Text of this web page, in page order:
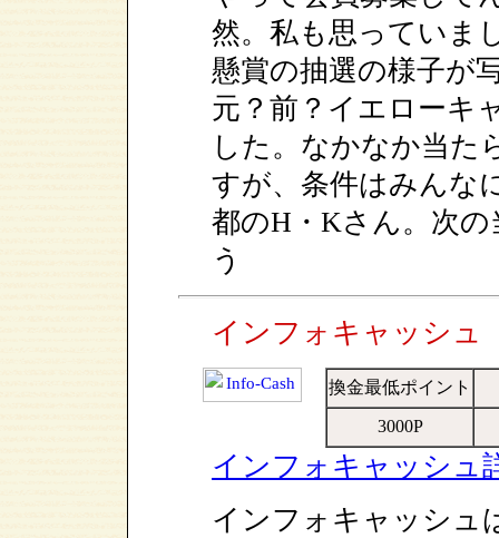
然。私も思っていま
懸賞の抽選の様子が
元？前？イエローキ
した。なかなか当た
すが、条件はみんな
都のH・Kさん。次
う
インフォキャッシュ
換金最低ポイント
3000P
インフォキャッシュ
インフォキャッシュ